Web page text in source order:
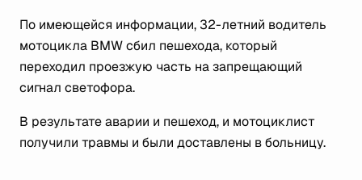
По имеющейся информации, 32-летний водитель
мотоцикла BMW сбил пешехода, который
переходил проезжую часть на запрещающий
сигнал светофора.
В результате аварии и пешеход, и мотоциклист
получили травмы и были доставлены в больницу.